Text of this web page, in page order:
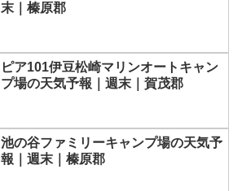
末｜榛原郡
ピア101伊豆松崎マリンオートキャン
プ場の天気予報｜週末｜賀茂郡
池の谷ファミリーキャンプ場の天気予
報｜週末｜榛原郡